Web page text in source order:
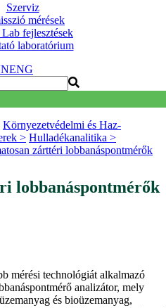
Szerviz
mérések
fejlesztések
laboratórium
ENG
Környezetvédelmi és Haz-
> Hulladékanalitika >
zárttéri lobbanáspontmérők
lobbanáspontmérők
mérési technológiát alkalmazó
analizátor, mely
és bioüzemanyag,